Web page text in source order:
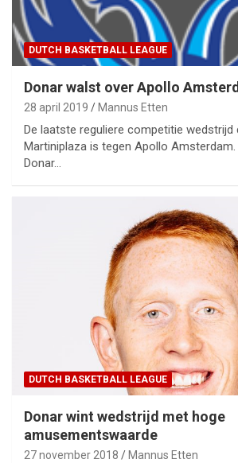
DUTCH BASKETBALL LEAGUE
Donar walst over Apollo
28 april 2019 Mannus Etten
De laatste reguliere competitie wedstrijd
Martiniplaza is tegen Apollo
Donar…
DUTCH BASKETBALL LEAGUE
Donar wint wedstrijd met hoge
amusementswaarde
27 november 2018 Mannus Etten